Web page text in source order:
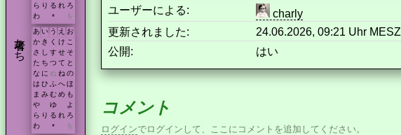
ら り る れ ろ
わ
* を
著者たち あ い う え お
か き く け こ
さ
し す せ そ
た ち つ て と
な に ぬ ね の
は ひ ふ へ ほ
ま み む め も
や
ゆ
よ
ら り る れ ろ
わ
* を
ユーザーによる:
charly
更新されました:
24.06.2026, 09:21 Uhr MESZ
公開:
はい
コメント
ログインでログインして、ここにコメントを追加してください。